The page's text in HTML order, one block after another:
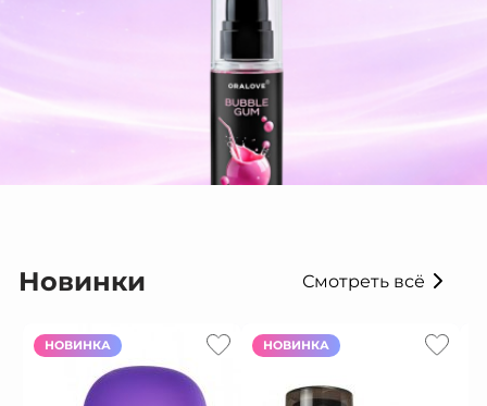
Новинки Смотреть всё
НОВИНКА НОВИНКА